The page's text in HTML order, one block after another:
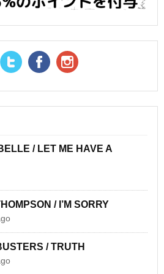
Feed
Twitter Facebook
/ LET ME HAVE A
/ I’M SORRY
/ TRUTH